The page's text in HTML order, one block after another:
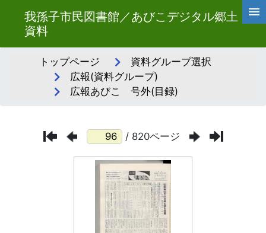
我孫子市民図書館／あびこデジタル郷土
資料
トップページ
資料グループ選択
広報(資料グループ)
広報あびこ 号外(目録)
/ 820ページ